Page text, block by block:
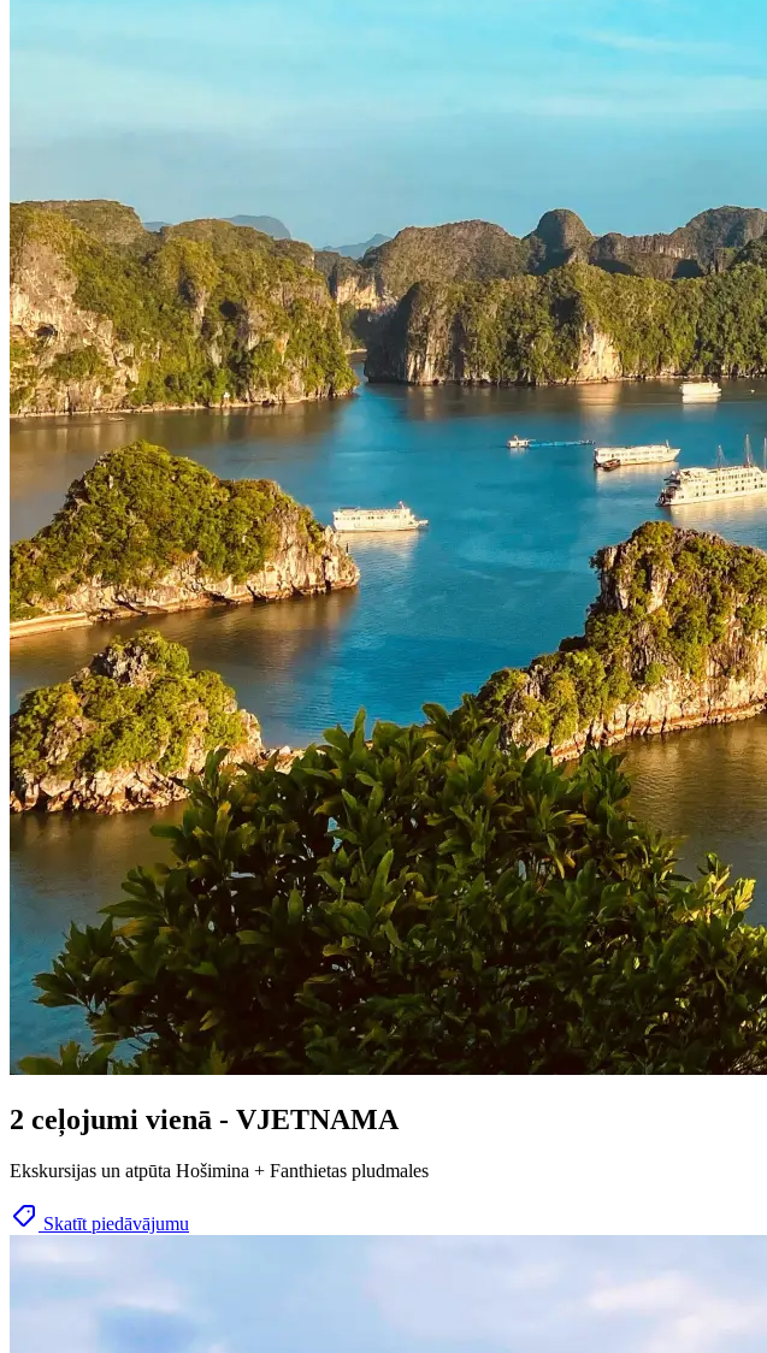
2 ceļojumi vienā - VJETNAMA
Ekskursijas un atpūta Hošimina + Fanthietas pludmales
Skatīt piedāvājumu